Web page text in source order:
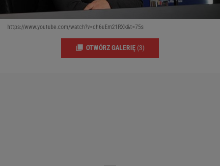
https://www.youtube.com/watch?v=ch6uEm21RXk&t=75s
OTWÓRZ GALERIĘ (3)